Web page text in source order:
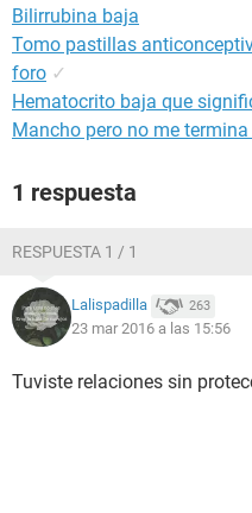
Bilirrubina baja
Tomo pastillas
foro ✓
Hematocrito baja que
Mancho pero no me
1 respuesta
RESPUESTA 1 / 1
Lalispadilla 263
23 mar 2016 a las 15:56
Tuviste relaciones sin